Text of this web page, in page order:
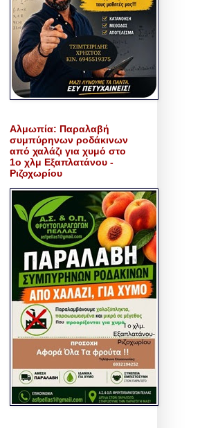
Αλμωπία: Παραλαβή
συμπύρηνων ροδάκινων
από χαλάζι για χυμό στο
1ο χλμ Εξαπλατάνου -
Ριζοχωρίου